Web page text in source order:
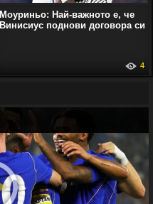
Моуриньо: Най-важното е, че
Винисиус поднови договора си
4